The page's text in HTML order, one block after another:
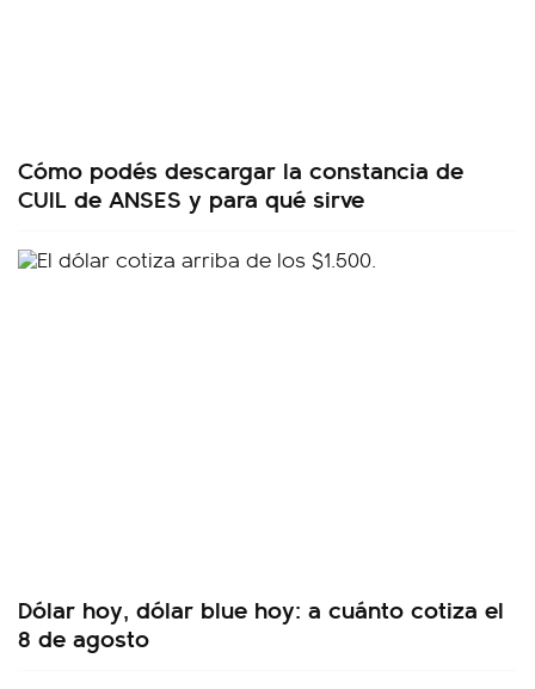
Cómo podés descargar la constancia de
CUIL de ANSES y para qué sirve
Dólar hoy, dólar blue hoy: a cuánto cotiza el
8 de agosto